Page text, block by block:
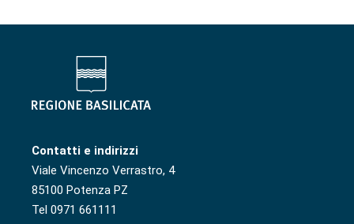
Contatti e indirizzi
Viale Vincenzo Verrastro, 4
85100 Potenza PZ
Tel 0971 661111